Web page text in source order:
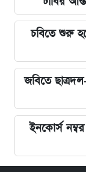
চবিতে শুরু
জবিতে
ইনকোর্স নম্বর